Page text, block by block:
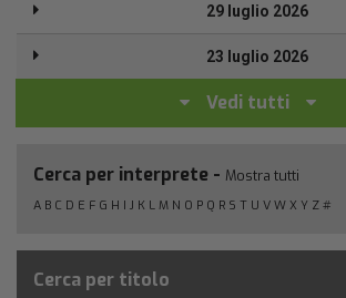
29 luglio 2026
23 luglio 2026
Vedi tutti
Cerca per interprete - Mostra tutti
A B C D E F G H I J K L M N O P Q R S T U V W X Y Z #
Cerca per titolo